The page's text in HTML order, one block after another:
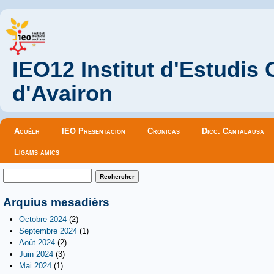
IEO12 Institut d'Estudis
d'Avairon
Menu principal
Acuèlh IEO Presentacion Cronicas Dicc. Cantalausa
Ligams amics
Formulaire de recherche
Arquius mesadièrs
Octobre 2024 (2)
Septembre 2024 (1)
Août 2024 (2)
Juin 2024 (3)
Mai 2024 (1)